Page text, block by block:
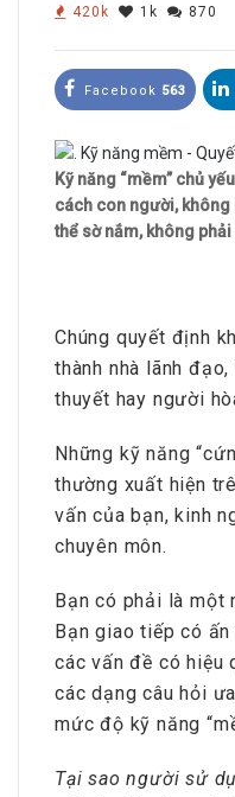
420k 1k 870
Facebook 563
Kỹ năng “mềm” chủ
cách con người,
thể sờ nắm, không
Chúng quyết định
thành nhà lãnh
thuyết hay người
Những kỹ năng
thường xuất hiện
vấn của bạn, kinh
chuyên môn.
Bạn có phải là một
Bạn giao tiếp có
các vấn đề có hiệu
các dạng câu hỏi
mức độ kỹ năng
Tại sao người sử